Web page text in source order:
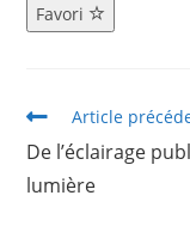
Favori
Article
De l’éclairage
lumière